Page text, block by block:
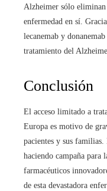
Alzheimer sólo
enfermedad en sí.
lecanemab y
tratamiento del
Conclusión
El acceso limitado a
Europa es motivo de
pacientes y sus
haciendo campaña para
farmacéuticos
de esta devastadora